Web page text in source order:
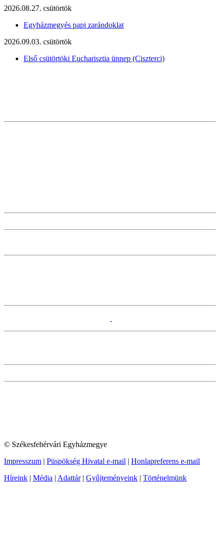
2026.08.27. csütörtök
Egyházmegyés papi zarándoklat
2026.09.03. csütörtök
Első csütörtöki Eucharisztia ünnep (Ciszterci)
© Székesfehérvári Egyházmegye
Impresszum | Püspökség Hivatal e-mail | Honlapreferens e-mail
Híreink | Média | Adattár| Gyűjteményeink | Történelmünk